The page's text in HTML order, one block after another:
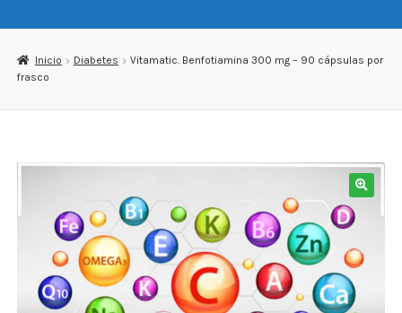
Términos y Condiciones
Contáctenos
————-
Inicio Diabetes
Vitamatic. Benfotiamina 300 mg – 90 cápsulas por
frasco